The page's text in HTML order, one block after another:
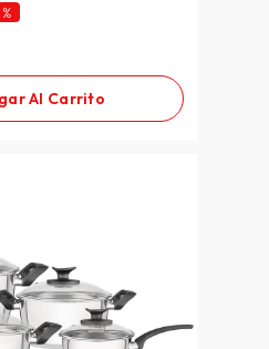
Al Carrito